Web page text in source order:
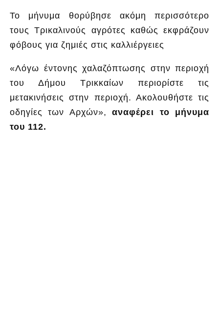
Το μήνυμα θορύβησε ακόμη περισσότερο
τους Τρικαλινούς αγρότες καθώς εκφράζουν
φόβους για ζημιές στις καλλιέργειες
«Λόγω έντονης χαλαζόπτωσης στην περιοχή
του Δήμου Τρικκαίων περιορίστε τις
μετακινήσεις στην περιοχή. Ακολουθήστε τις
οδηγίες των Αρχών», αναφέρει το μήνυμα
του 112.